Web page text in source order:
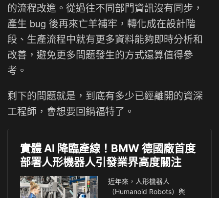
的流程改進。從過往不同部門資訊沒有同步，
產生 bug 後再來亡羊補牢，轉化成在設計階
段、生產流程中就有更多資料能夠即時分析和
改善，避免更多問題發生的方式還算值得參
考。
剩下的問題就是，到底有多少已經離開的資深
工程師，會想要回鍋福特了。